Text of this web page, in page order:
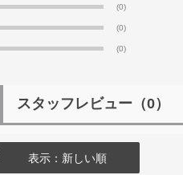
(0)
(0)
(0)
スタッフレビュー （0）
表示：新しい順